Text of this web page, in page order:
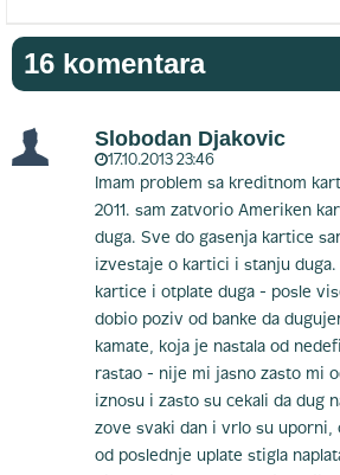
16 komentara
Slobodan Djakovic
17.10.2013 23:46
Imam problem sa kreditnom
2011. sam zatvorio Ameriken
duga. Sve do gasenja kartice
izvestaje o kartici i stanju duga.
kartice i otplate duga - posle
dobio poziv od banke da
kamate, koja je nastala od
rastao - nije mi jasno zasto mi
iznosu i zasto su cekali da dug
zove svaki dan i vrlo su uporni,
od poslednje uplate stigla